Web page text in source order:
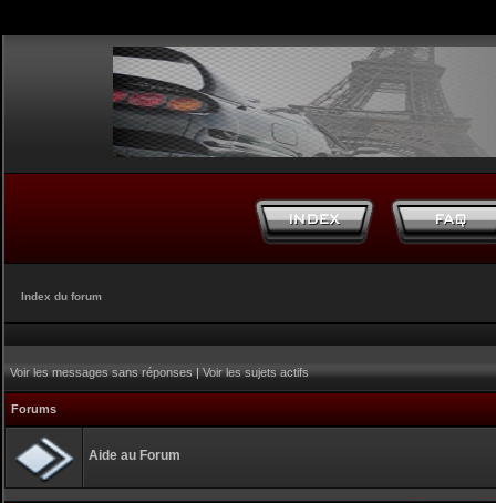
Index du forum
Voir les messages sans réponses|Voir les sujets actifs
Forums
Aide au Forum